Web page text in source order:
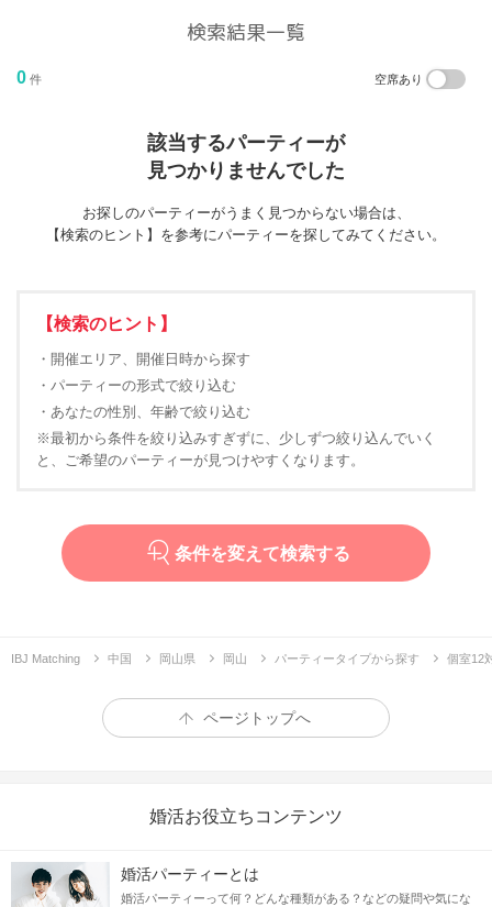
検索結果一覧
0 件 空席あり
該当するパーティーが
見つかりませんでした
お探しのパーティーがうまく見つからない場合は、
【検索のヒント】を参考にパーティーを探してみてください。
【検索のヒント】
・開催エリア、開催日時から探す
・パーティーの形式で絞り込む
・あなたの性別、年齢で絞り込む
※最初から条件を絞り込みすぎずに、少しずつ絞り込んでいく
と、ご希望のパーティーが見つけやすくなります。
条件を変えて検索する
IBJ Matching 中国 岡山県 岡山 パーティータイプから探す 個室12
ページトップへ
婚活お役立ちコンテンツ
婚活パーティーとは
婚活パーティーって何？どんな種類がある？などの疑問や気にな